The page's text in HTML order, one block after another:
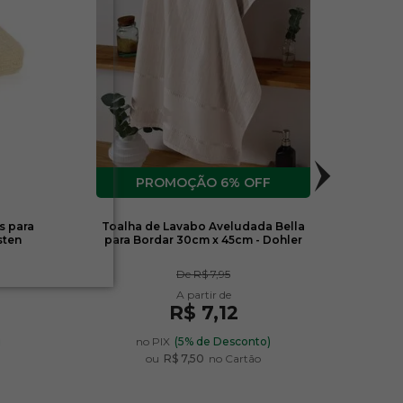
para
6% OFF
Toalha de Lavabo Aveludada Bella
para Bordar 30cm x 45cm - Dohler
DeR$ 7,95
R$ 7,12
no PIX (5% de Desconto)
ou R$ 7,50 no Cartão